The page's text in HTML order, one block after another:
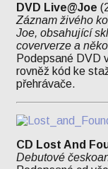
DVD Live@Joe
Záznam živého
Joe, obsahující
coververze a
Podepsané DVD
rovněž kód ke
přehrávače.
CD Lost And
Debutové